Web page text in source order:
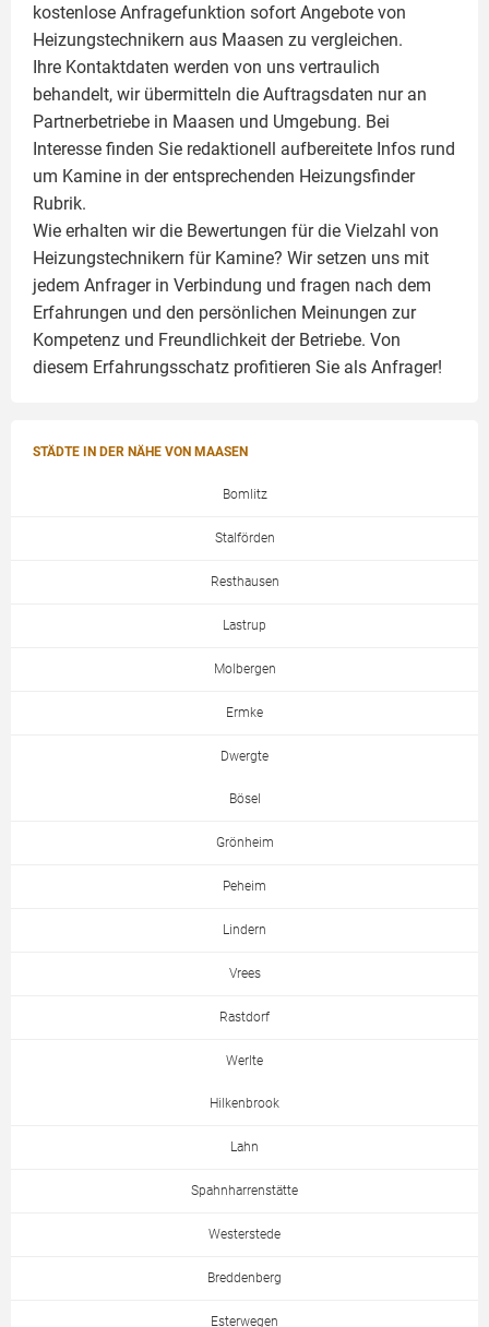
kostenlose Anfragefunktion sofort Angebote von
Heizungstechnikern aus Maasen zu vergleichen.
Ihre Kontaktdaten werden von uns vertraulich
behandelt, wir übermitteln die Auftragsdaten nur an
Partnerbetriebe in Maasen und Umgebung. Bei
Interesse finden Sie redaktionell aufbereitete Infos rund
um Kamine in der entsprechenden Heizungsfinder
Rubrik.
Wie erhalten wir die Bewertungen für die Vielzahl von
Heizungstechnikern für Kamine? Wir setzen uns mit
jedem Anfrager in Verbindung und fragen nach dem
Erfahrungen und den persönlichen Meinungen zur
Kompetenz und Freundlichkeit der Betriebe. Von
diesem Erfahrungsschatz profitieren Sie als Anfrager!
STÄDTE IN DER NÄHE VON MAASEN
Bomlitz
Stalförden
Resthausen
Lastrup
Molbergen
Ermke
Dwergte
Bösel
Grönheim
Peheim
Lindern
Vrees
Rastdorf
Werlte
Hilkenbrook
Lahn
Spahnharrenstätte
Westerstede
Breddenberg
Esterwegen